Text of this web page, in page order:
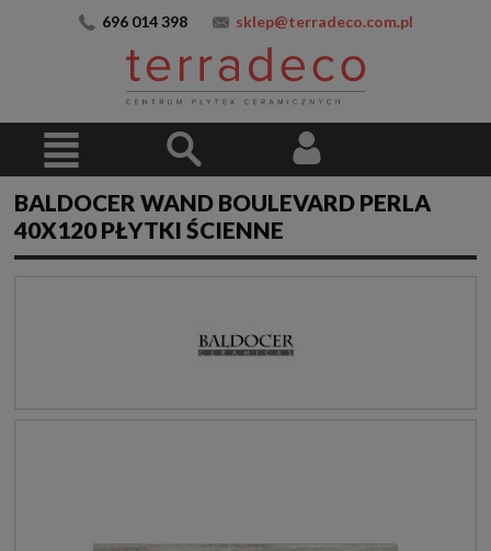
696 014 398 sklep@terradeco.com.pl
BALDOCER WAND BOULEVARD PERLA
40X120 PŁYTKI ŚCIENNE